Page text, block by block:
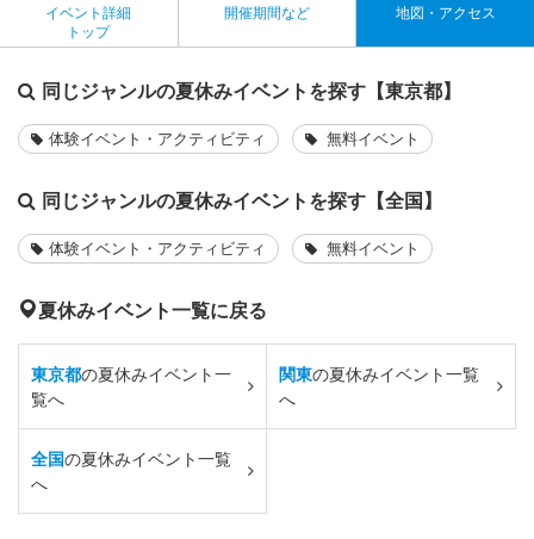
イベント詳細
トップ
開催期間など 地図・アクセス
同じジャンルの夏休みイベントを探す【東京都】
体験イベント・アクティビティ 無料イベント
同じジャンルの夏休みイベントを探す【全国】
体験イベント・アクティビティ 無料イベント
夏休みイベント一覧に戻る
東京都の夏休みイベント一
覧へ
関東の夏休みイベント一覧
へ
全国の夏休みイベント一覧
へ